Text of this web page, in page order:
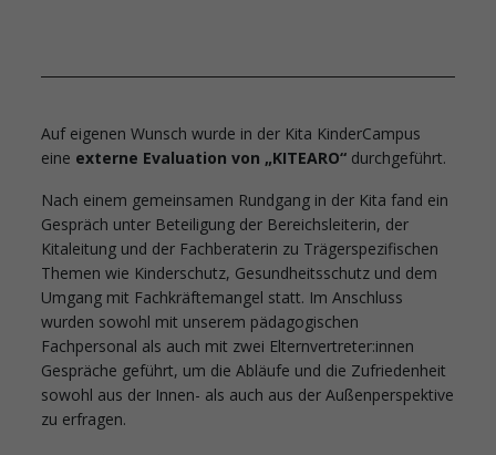
Auf eigenen Wunsch wurde in der Kita KinderCampus
eine externe Evaluation von „KITEARO“ durchgeführt.
Nach einem gemeinsamen Rundgang in der Kita fand ein
Gespräch unter Beteiligung der Bereichsleiterin, der
Kitaleitung und der Fachberaterin zu Trägerspezifischen
Themen wie Kinderschutz, Gesundheitsschutz und dem
Umgang mit Fachkräftemangel statt. Im Anschluss
wurden sowohl mit unserem pädagogischen
Fachpersonal als auch mit zwei Elternvertreter:innen
Gespräche geführt, um die Abläufe und die Zufriedenheit
sowohl aus der Innen- als auch aus der Außenperspektive
zu erfragen.